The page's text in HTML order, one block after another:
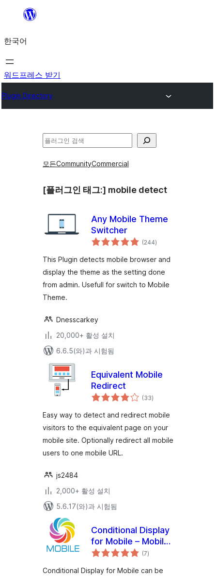
츠
로
바
가
한국어
워드프레스 받기
Plugin Directory
검
모든CommunityCommercial
[플러그인 태그:] mobile detect
Any Mobile Theme
Switcher
(244전
체
점
)
This Plugin detects mobile browser and
display the theme as the setting done
from admin. Usefull for switch to Mobile
Theme.
Dnesscarkey
20,000+ 활성 설치
6.6.5(와)과 시험됨
Equivalent Mobile
Redirect
(33전
체
점
)
Easy way to detect and redirect mobile
visitors to the equivalent page on your
mobile site. Optionally redirect all mobile
users to one mobile URL.
js2484
2,000+ 활성 설치
5.6.17(와)과 시험됨
Conditional Display
for Mobile – Mobile
Detect Plugin
(7전
체
점
)
Conditional Display for Mobile can be